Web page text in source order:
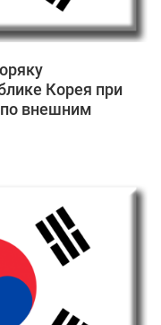
Корея при
внешним